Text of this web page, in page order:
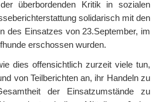
überbordenden Kritik in sozialen
solidarisch mit den
des Einsatzes von 23.September, im
erschossen wurden.
dies offensichtlich zurzeit viele tun,
von Teilberichten an, ihr Handeln zu
der Einsatzumstände zu